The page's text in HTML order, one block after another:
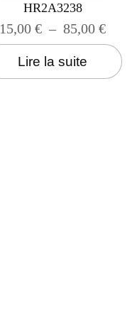
HR2A3238
15,00€ – 85,00€
Lire la suite